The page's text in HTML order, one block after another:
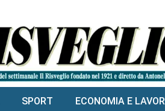
SPORT ECONOMIA E